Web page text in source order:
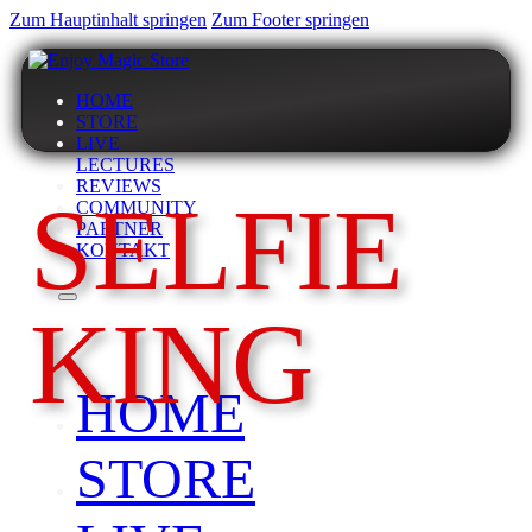
Zum Hauptinhalt springen Zum Footer springen
HOME
STORE
LIVE
LECTURES
REVIEWS
COMMUNITY
PARTNER
KONTAKT
HOME
STORE
SELFIE
KING